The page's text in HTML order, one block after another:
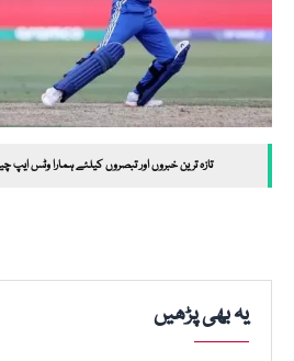
تازہ ترین خبروں اور تبصروں کیلئے ہمارا وٹس ایپ
یہ بھی پڑھیں